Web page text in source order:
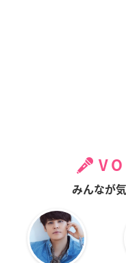
みんなが